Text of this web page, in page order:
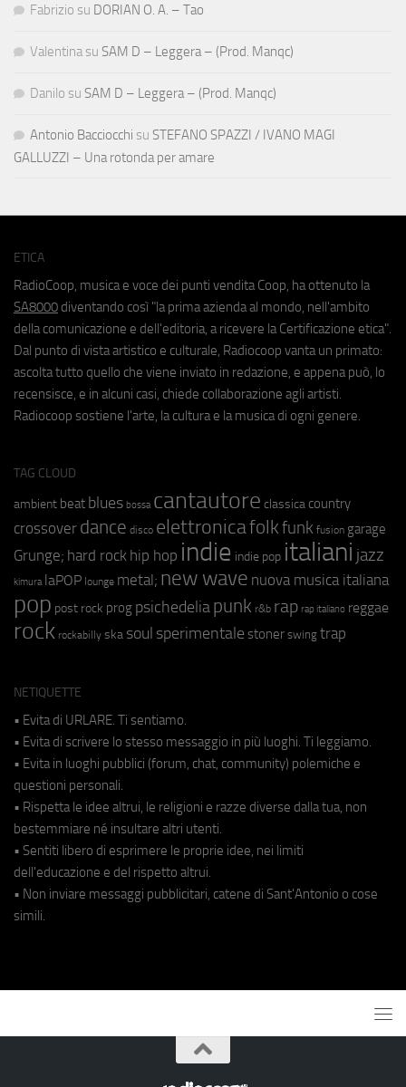
Fabrizio su DORIAN O. A. – Tao
Valentina su SAM D – Leggera – (Prod. Manqc)
Danilo su SAM D – Leggera – (Prod. Manqc)
Antonio Bacciocchi su STEFANO SPAZZI / IVANO MAGI
GALLUZZI – Una rotonda per amare
ETICA
RadioCoop, musica e voce dei punti vendita Coop, ha ottenuto la
SA8000 diventando così "la prima azienda al mondo, nell'ambito
della comunicazione e dell'editoria, a ricevere la Certificazione etica".
Dal punto di vista artistico e culturale, Radiocoop vanta un primato:
ascolta tutto quello che viene inviato in redazione, e appena può, lo
recensisce, e in alcuni casi, chiede collaborazione agli artisti.
Radiocoop sostiene l'arte, la cultura e la musica di ogni genere.
TAG CLOUD
ambient beat blues bossa cantautore classica country
crossover dance disco elettronicafolkfunk fusion garage
Grunge; hard rock hip hop indie indie pop italiani jazz
kimura laPOP lounge metal; new wave nuova musica italiana
pop post rock prog psichedeliapunk r&b rap rap italiano reggae
rock rockabilly ska soul sperimentale stoner swing trap
NETIQUETTE
• Evita di URLARE. Ti sentiamo.
• Evita di scrivere lo stesso messaggio in più luoghi. Ti leggiamo.
• Evita in luoghi pubblici (forum, chat, community) polemiche e
questioni personali.
• Rispetta le idee altrui, le religioni e razze diverse dalla tua, non
bestemmiare né insultare altri utenti.
• Sentiti libero di esprimere le proprie idee, nei limiti
dell'educazione e del rispetto altrui.
• Non inviare messaggi pubblicitari, catene di Sant'Antonio o cose
simili.